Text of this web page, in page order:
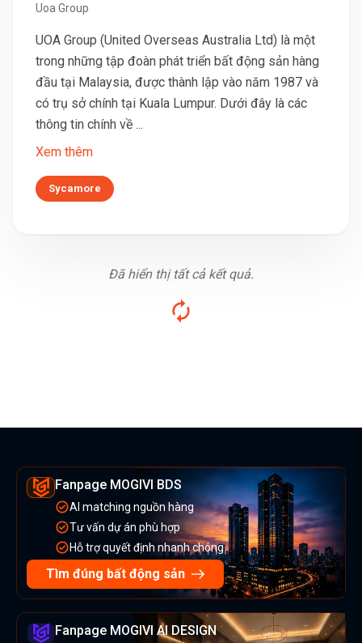
Uoa Group
UOA Group (United Overseas Australia Ltd) là một
trong những tập đoàn phát triển bất động sản hàng
đầu tại Malaysia, được thành lập vào năm 1987 và
có trụ sở chính tại Kuala Lumpur. Dưới đây là các
thông tin chính về ...
Xem thêm
Sycamore
Đã hiển thị tất cả kết quả.
Fanpage MOGIVI BDS
AI matching nguồn hàng
Tư vấn dự án phù hợp
Hỗ trợ quyết định nhanh chóng
Tìm đúng bất động sản
Fanpage MOGIVI AI DESIGN